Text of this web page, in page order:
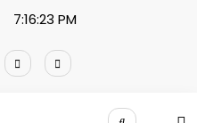
7:16:23 PM